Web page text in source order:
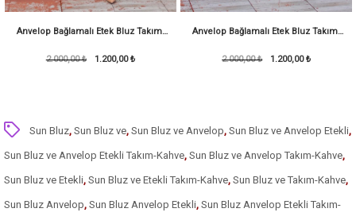
Anvelop Bağlamalı Etek Bluz Takım-
Mint1.200,00 ₺
2.000,00 ₺
Anvelop Bağlamalı Etek Bluz Takım-
Bej1.200,00 ₺
2.000,00 ₺
Sun Bluz, Sun Bluz ve, Sun Bluz ve Anvelop, Sun Bluz ve Anvelop Etekli,
Sun Bluz ve Anvelop Etekli Takım-Kahve, Sun Bluz ve Anvelop Takım-Kahve,
Sun Bluz ve Etekli, Sun Bluz ve Etekli Takım-Kahve, Sun Bluz ve Takım-Kahve,
Sun Bluz Anvelop, Sun Bluz Anvelop Etekli, Sun Bluz Anvelop Etekli Takım-